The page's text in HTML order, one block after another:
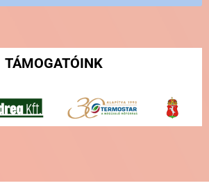
TÁMOGATÓINK